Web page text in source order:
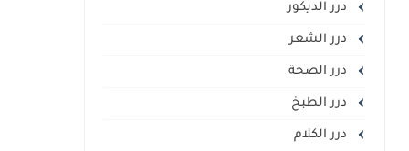
درر الديكور
درر الشعر
درر الصحة
درر الطبخ
درر الكلام